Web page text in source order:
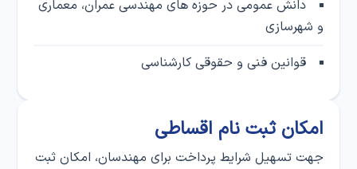
دانش عمومی در حوزه های مهندسی عمران، معماری
و شهرسازی
قوانین فنی و حقوقی کارشناسی
امکان ثبت‌ نام اقساطی
جهت تسهیل شرایط پرداخت برای مهندسان، امکان ثبت‌